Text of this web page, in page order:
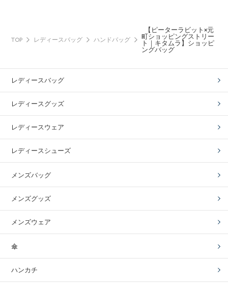
TOP レディースバッグ ハンドバッグ
【ピーターラビット×元
町ショッピングストリー
ト｜キタムラ】ショッピ
ングバッグ
レディースバッグ
レディースグッズ
レディースウェア
レディースシューズ
メンズバッグ
メンズグッズ
メンズウェア
傘
ハンカチ